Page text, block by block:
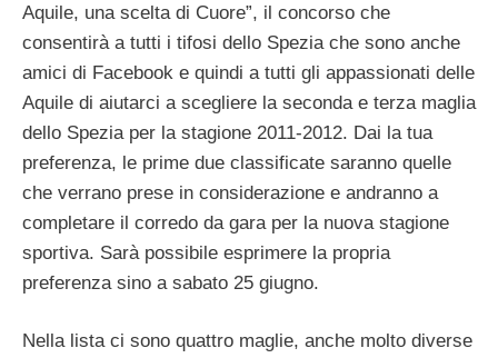
Aquile, una scelta di Cuore”, il concorso che
consentirà a tutti i tifosi dello Spezia che sono anche
amici di Facebook e quindi a tutti gli appassionati delle
Aquile di aiutarci a scegliere la seconda e terza maglia
dello Spezia per la stagione 2011-2012. Dai la tua
preferenza, le prime due classificate saranno quelle
che verrano prese in considerazione e andranno a
completare il corredo da gara per la nuova stagione
sportiva. Sarà possibile esprimere la propria
preferenza sino a sabato 25 giugno.
Nella lista ci sono quattro maglie, anche molto diverse